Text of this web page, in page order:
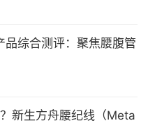
综合测评：聚焦腰腹管
新生方舟腰纪线（Meta